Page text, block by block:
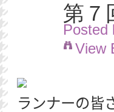
第７
Posted
View
ランナーの皆